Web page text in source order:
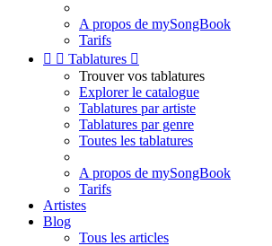
A propos de mySongBook
Tarifs
  Tablatures 
Trouver vos tablatures
Explorer le catalogue
Tablatures par artiste
Tablatures par genre
Toutes les tablatures
A propos de mySongBook
Tarifs
Artistes
Blog
Tous les articles